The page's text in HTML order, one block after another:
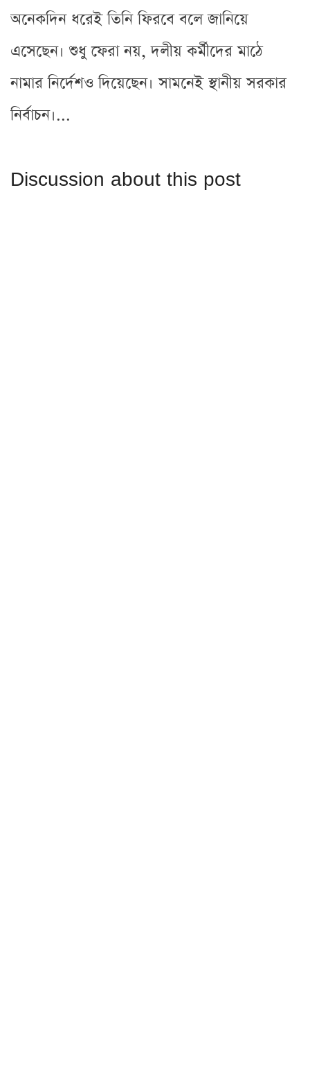
অনেকদিন ধরেই তিনি ফিরবে বলে জানিয়ে
এসেছেন। শুধু ফেরা নয়, দলীয় কর্মীদের মাঠে
নামার নির্দেশও দিয়েছেন। সামনেই স্থানীয় সরকার
নির্বাচন।...
Discussion about this post